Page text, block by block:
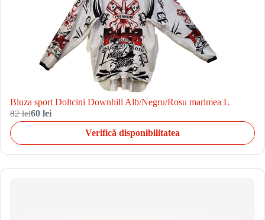
Bluza sport Doltcini Downhill Alb/Negru/Rosu marimea L
82 lei60 lei
Verifică disponibilitatea